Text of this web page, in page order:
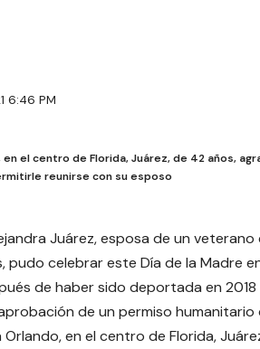
6:46 PM
el centro de Florida, Juárez, de 42 años,
reunirse con su esposo
Juárez, esposa de un
pudo celebrar este Día de la Madre
de haber sido deportada en
de un permiso
en el centro de Florida,